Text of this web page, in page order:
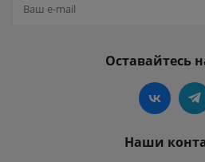
Оставайтесь
Наши